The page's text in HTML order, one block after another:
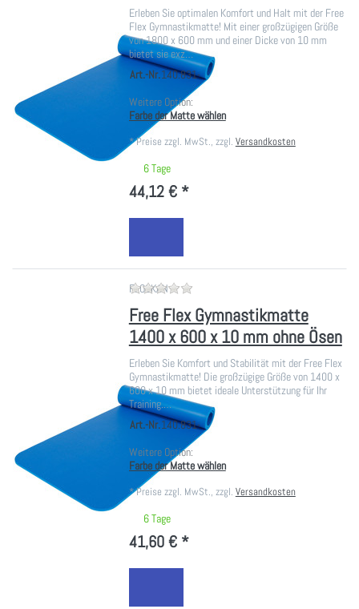
Erleben Sie optimalen Komfort und Halt mit der Free
Flex Gymnastikmatte! Mit einer großzügigen Größe
von 1800 x 600 mm und einer Dicke von 10 mm
bietet sie exz…
Art.-Nr.140.831-
Weitere Option:
Farbe der Matte wählen
*Preise zzgl. MwSt., zzgl. Versandkosten
6 Tage
44,12 € *
FLOCKAN Zu diesem Produkt liegen noch
Free Flex Gymnastikmatte
1400 x 600 x 10 mm ohne Ösen
Erleben Sie Komfort und Stabilität mit der Free Flex
Gymnastikmatte! Die großzügige Größe von 1400 x
600 x 10 mm bietet ideale Unterstützung für Ihr
Training.…
Art.-Nr.140.831-
Weitere Option:
Farbe der Matte wählen
*Preise zzgl. MwSt., zzgl. Versandkosten
6 Tage
41,60 € *